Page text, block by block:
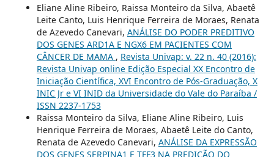
Eliane Aline Ribeiro, Raissa Monteiro da Silva, Abaetê
Leite Canto, Luis Henrique Ferreira de Moraes, Renata
de Azevedo Canevari, ANÁLISE DO PODER PREDITIVO
DOS GENES ARD1A E NGX6 EM PACIENTES COM
CÂNCER DE MAMA , Revista Univap: v. 22 n. 40 (2016):
Revista Univap online Edição Especial XX Encontro de
Iniciação Científica, XVI Encontro de Pós-Graduação, X
INIC Jr e VI INID da Universidade do Vale do Paraíba /
ISSN 2237-1753
Raissa Monteiro da Silva, Eliane Aline Ribeiro, Luis
Henrique Ferreira de Moraes, Abaetê Leite do Canto,
Renata de Azevedo Canevari, ANÁLISE DA EXPRESSÃO
DOS GENES SERPINA1 E TFF3 NA PREDIÇÃO DO